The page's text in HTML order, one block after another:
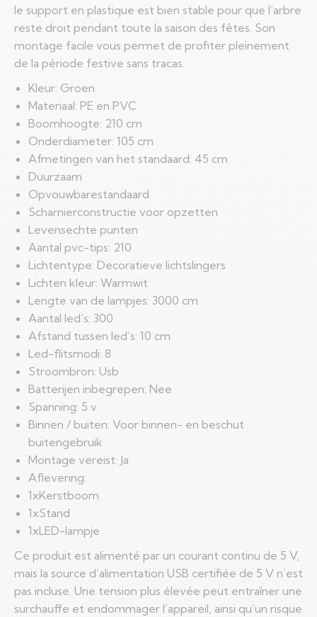
le support en plastique est bien stable pour que l’arbre
reste droit pendant toute la saison des fêtes. Son
montage facile vous permet de profiter pleinement
de la période festive sans tracas.
Kleur: Groen
Materiaal: PE en PVC
Boomhoogte: 210 cm
Onderdiameter: 105 cm
Afmetingen van het standaard: 45 cm
Duurzaam
Opvouwbarestandaard
Scharnierconstructie voor opzetten
Levensechte punten
Aantal pvc-tips: 210
Lichtentype: Decoratieve lichtslingers
Lichten kleur: Warmwit
Lengte van de lampjes: 3000 cm
Aantal led’s: 300
Afstand tussen led’s: 10 cm
Led-flitsmodi: 8
Stroombron: Usb
Batterijen inbegrepen: Nee
Spanning: 5 v
Binnen / buiten: Voor binnen- en beschut
buitengebruik
Montage vereist: Ja
Aflevering:
1xKerstboom
1xStand
1xLED-lampje
Ce produit est alimenté par un courant continu de 5 V,
mais la source d’alimentation USB certifiée de 5 V n’est
pas incluse. Une tension plus élevée peut entraîner une
surchauffe et endommager l’appareil, ainsi qu’un risque